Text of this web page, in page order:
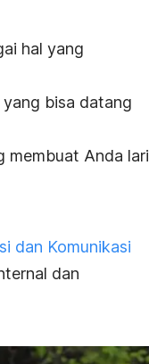
hal yang
bisa datang
membuat Anda lari
dan Komunikasi
dan